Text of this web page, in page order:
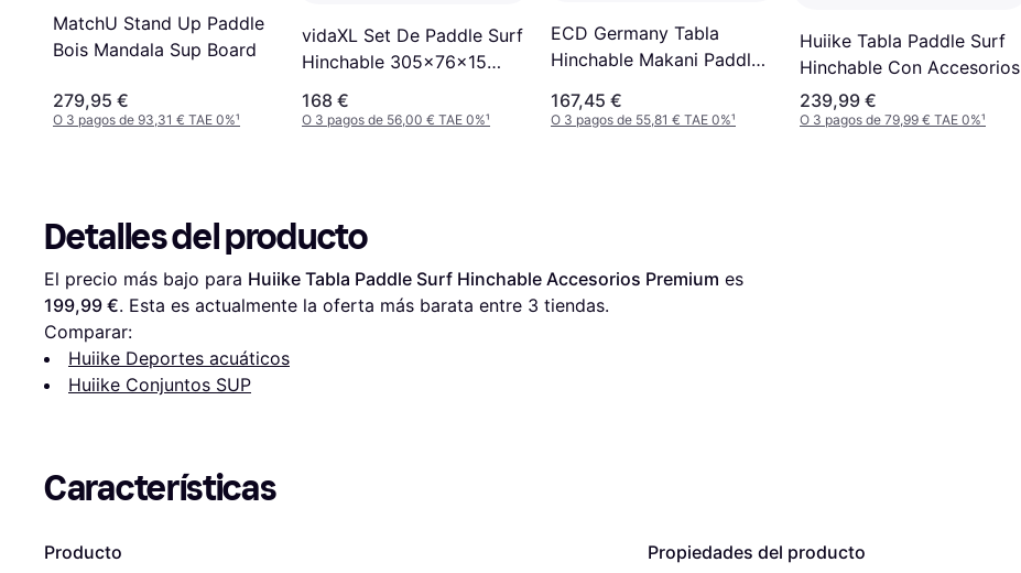
MatchU Stand Up Paddle
Bois Mandala Sup Board
279,95 €
O 3 pagos de 93,31 € TAE 0%¹
vidaXL Set De Paddle Surf
Hinchable 305x76x15
Azul
168 €
O 3 pagos de 56,00 € TAE 0%¹
ECD Germany Tabla
Hinchable Makani Paddle
167,45 €
O 3 pagos de 55,81 € TAE 0%¹
Huiike Tabla Paddle Surf
Hinchable Con Accesorios
239,99 €
O 3 pagos de 79,99 € TAE 0%¹
Detalles del producto
El precio más bajo para Huiike Tabla Paddle Surf Hinchable Accesorios Premium
199,99 €. Esta es actualmente la oferta más barata entre 3 tiendas.
Comparar:
Huiike Deportes acuáticos
Huiike Conjuntos SUP
Características
Producto Propiedades del producto